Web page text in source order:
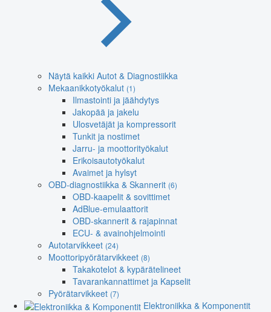
Näytä kaikki Autot & Diagnostiikka
Mekaanikkotyökalut (1)
Ilmastointi ja jäähdytys
Jakopää ja jakelu
Ulosvetäjät ja kompressorit
Tunkit ja nostimet
Jarru- ja moottorityökalut
Erikoisautotyökalut
Avaimet ja hylsyt
OBD-diagnostiikka & Skannerit (6)
OBD-kaapelit & sovittimet
AdBlue-emulaattorit
OBD-skannerit & rajapinnat
ECU- & avainohjelmointi
Autotarvikkeet (24)
Moottoripyörätarvikkeet (8)
Takakotelot & kypärätelineet
Tavarankannattimet ja Kapselit
Pyörätarvikkeet (7)
Elektroniikka & Komponentit